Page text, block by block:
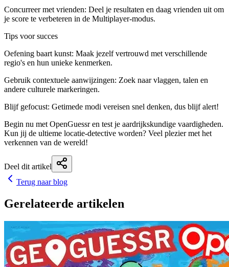
Concurreer met vrienden: Deel je resultaten en daag vrienden uit om
je score te verbeteren in de Multiplayer-modus.
Tips voor succes
Oefening baart kunst: Maak jezelf vertrouwd met verschillende
regio's en hun unieke kenmerken.
Gebruik contextuele aanwijzingen: Zoek naar vlaggen, talen en
andere culturele markeringen.
Blijf gefocust: Getimede modi vereisen snel denken, dus blijf alert!
Begin nu met OpenGuessr en test je aardrijkskundige vaardigheden.
Kun jij de ultieme locatie-detective worden? Veel plezier met het
verkennen van de wereld!
Deel dit artikel
Terug naar blog
Gerelateerde artikelen